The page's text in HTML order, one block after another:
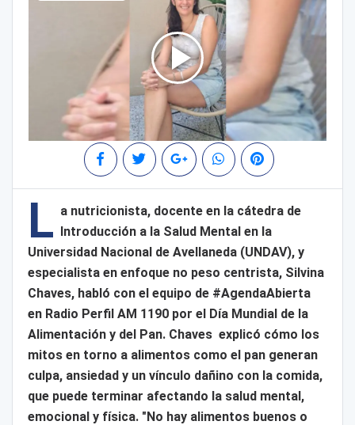
L a nutricionista, docente en la cátedra de
Introducción a la Salud Mental en la
Universidad Nacional de Avellaneda (UNDAV), y
especialista en enfoque no peso centrista, Silvina
Chaves, habló con el equipo de #AgendaAbierta
en Radio Perfil AM 1190 por el Día Mundial de la
Alimentación y del Pan. Chaves explicó cómo los
mitos en torno a alimentos como el pan generan
culpa, ansiedad y un vínculo dañino con la comida,
que puede terminar afectando la salud mental,
emocional y física. "No hay alimentos buenos o